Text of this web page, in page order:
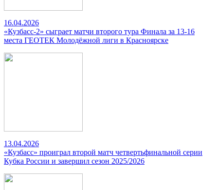
16.04.2026
«Кузбасс-2» сыграет матчи второго тура Финала за 13-16
места ГЕОТЕК Молодёжной лиги в Красноярске
13.04.2026
«Кузбасс» проиграл второй матч четвертьфинальной серии
Кубка России и завершил сезон 2025/2026